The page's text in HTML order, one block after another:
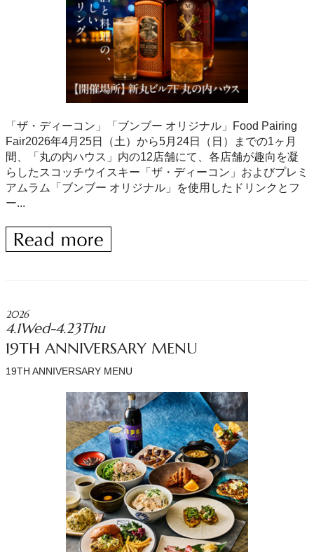
「ザ・ディーコン」「ブンブー オリジナル」Food Pairing
Fair2026年4月25日（土）から5月24日（日）までの1ヶ月
間、「丸の内ハウス」内の12店舗にて、各店舗が趣向を凝
らしたスコッチウイスキー「ザ・ディーコン」およびプレミ
アムラム「ブンブー オリジナル」を使用したドリンクとフ
ー...
2026
4.1Wed-4.23Thu
19TH ANNIVERSARY MENU
19TH ANNIVERSARY MENU